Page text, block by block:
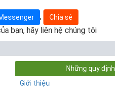
, Chia sẻ
bạn, hãy liên hệ chúng tôi
Những quy định
Giới thiệu